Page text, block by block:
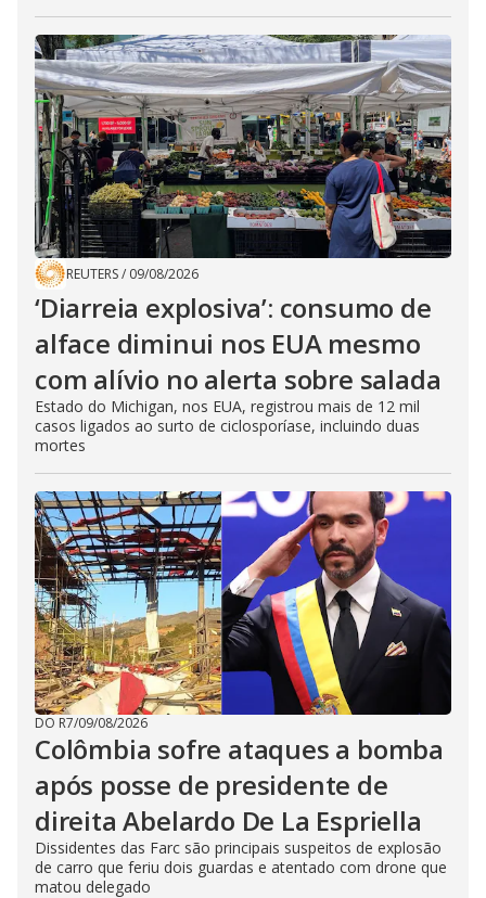
REUTERS/ 09/08/2026
‘Diarreia explosiva’: consumo de
alface diminui nos EUA mesmo
com alívio no alerta sobre salada
Estado do Michigan, nos EUA, registrou mais de 12 mil
casos ligados ao surto de ciclosporíase, incluindo duas
mortes
DO R7/09/08/2026
Colômbia sofre ataques a bomba
após posse de presidente de
direita Abelardo De La Espriella
Dissidentes das Farc são principais suspeitos de explosão
de carro que feriu dois guardas e atentado com drone que
matou delegado